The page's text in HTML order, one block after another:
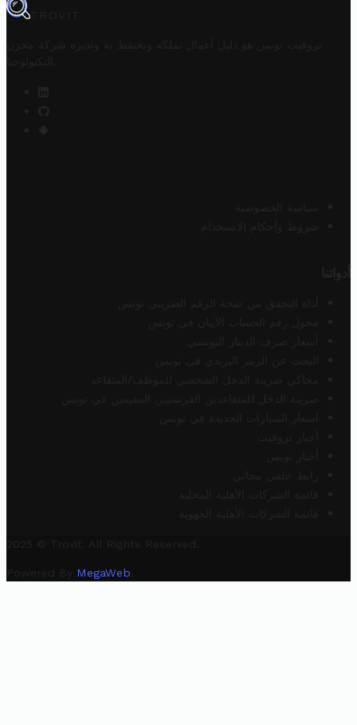
TROVIT
تروفيت تونس هو دليل أعمال تملكه وتحتفظ به وتديره
شركة مخزن
التكنولوجيا
سياسة الخصوصية
شروط وأحكام الاستخدام
أدواتنا
أداة التحقق من صحة الرقم الضريبي تونس
محول رقم الحساب الآيبان في تونس
أسعار صرف الدينار التونسي
البحث عن الرمز البريدي في تونس
محاكي ضريبة الدخل الشخصي للموظف/المتقاعد
ضريبة الدخل للمتقاعدين الفرنسيين المقيمين في تونس
أسعار السيارات الجديدة في تونس
أخبار تروفيت
أخبار تونس
رابط خلفي مجاني
قائمة الشركات الأهلية المحلية
قائمة الشركات الأهلية الجهوية
2025 © Trovit. All Rights Reserved.
Powered By MegaWeb